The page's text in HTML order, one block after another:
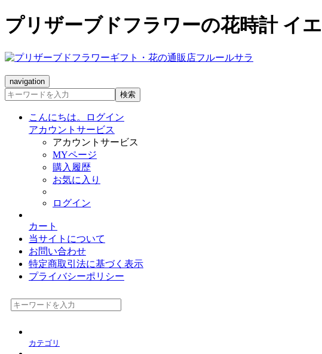
プリザーブドフラワーの花時計 イ
navigation
検索
こんにちは。ログイン
アカウントサービス
アカウントサービス
MYページ
購入履歴
お気に入り
ログイン
カート
当サイトについて
お問い合わせ
特定商取引法に基づく表示
プライバシーポリシー
カテゴリ